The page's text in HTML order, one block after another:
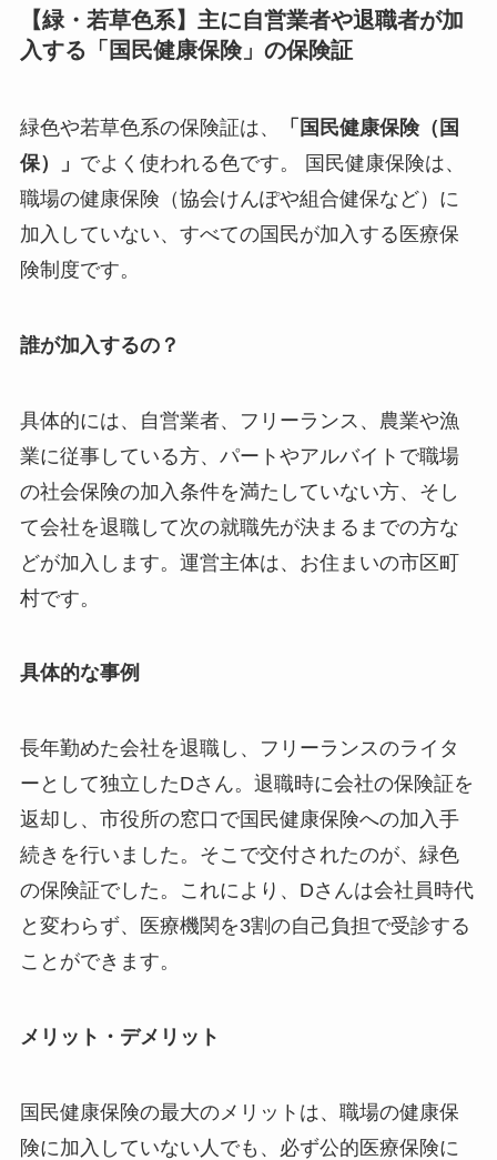
【緑・若草色系】主に自営業者や退職者が加
入する「国民健康保険」の保険証
緑色や若草色系の保険証は、
「国民健康保険（国
保）」 でよく使われる色です。 国民健康保険は、
職場の健康保険（協会けんぽや組合健保など）に
加入していない、すべての国民が加入する医療保
険制度です。
誰が加入するの？
具体的には、自営業者、フリーランス、農業や漁
業に従事している方、パートやアルバイトで職場
の社会保険の加入条件を満たしていない方、そし
て会社を退職して次の就職先が決まるまでの方な
どが加入します。運営主体は、お住まいの市区町
村です。
具体的な事例
長年勤めた会社を退職し、フリーランスのライタ
ーとして独立したDさん。退職時に会社の保険証を
返却し、市役所の窓口で国民健康保険への加入手
続きを行いました。そこで交付されたのが、緑色
の保険証でした。これにより、Dさんは会社員時代
と変わらず、医療機関を3割の自己負担で受診する
ことができます。
メリット・デメリット
国民健康保険の最大のメリットは、職場の健康保
険に加入していない人でも、必ず公的医療保険に